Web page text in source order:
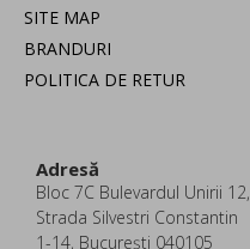
SITE MAP
BRANDURI
POLITICA DE RETUR
Adresă
Bloc 7C Bulevardul Unirii 12,
Strada Silvestri Constantin
1-14, București 040105